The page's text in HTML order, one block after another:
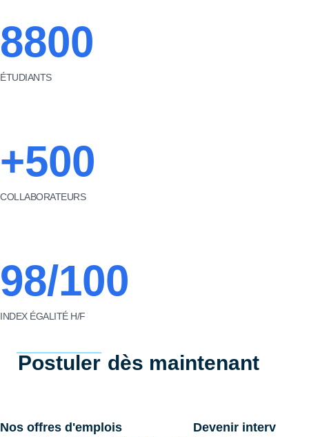
8800
ÉTUDIANTS
+500
COLLABORATEURS
98/100
INDEX ÉGALITÉ H/F
Postuler dès maintenant
Nos offres d'emplois
Devenir intervenant